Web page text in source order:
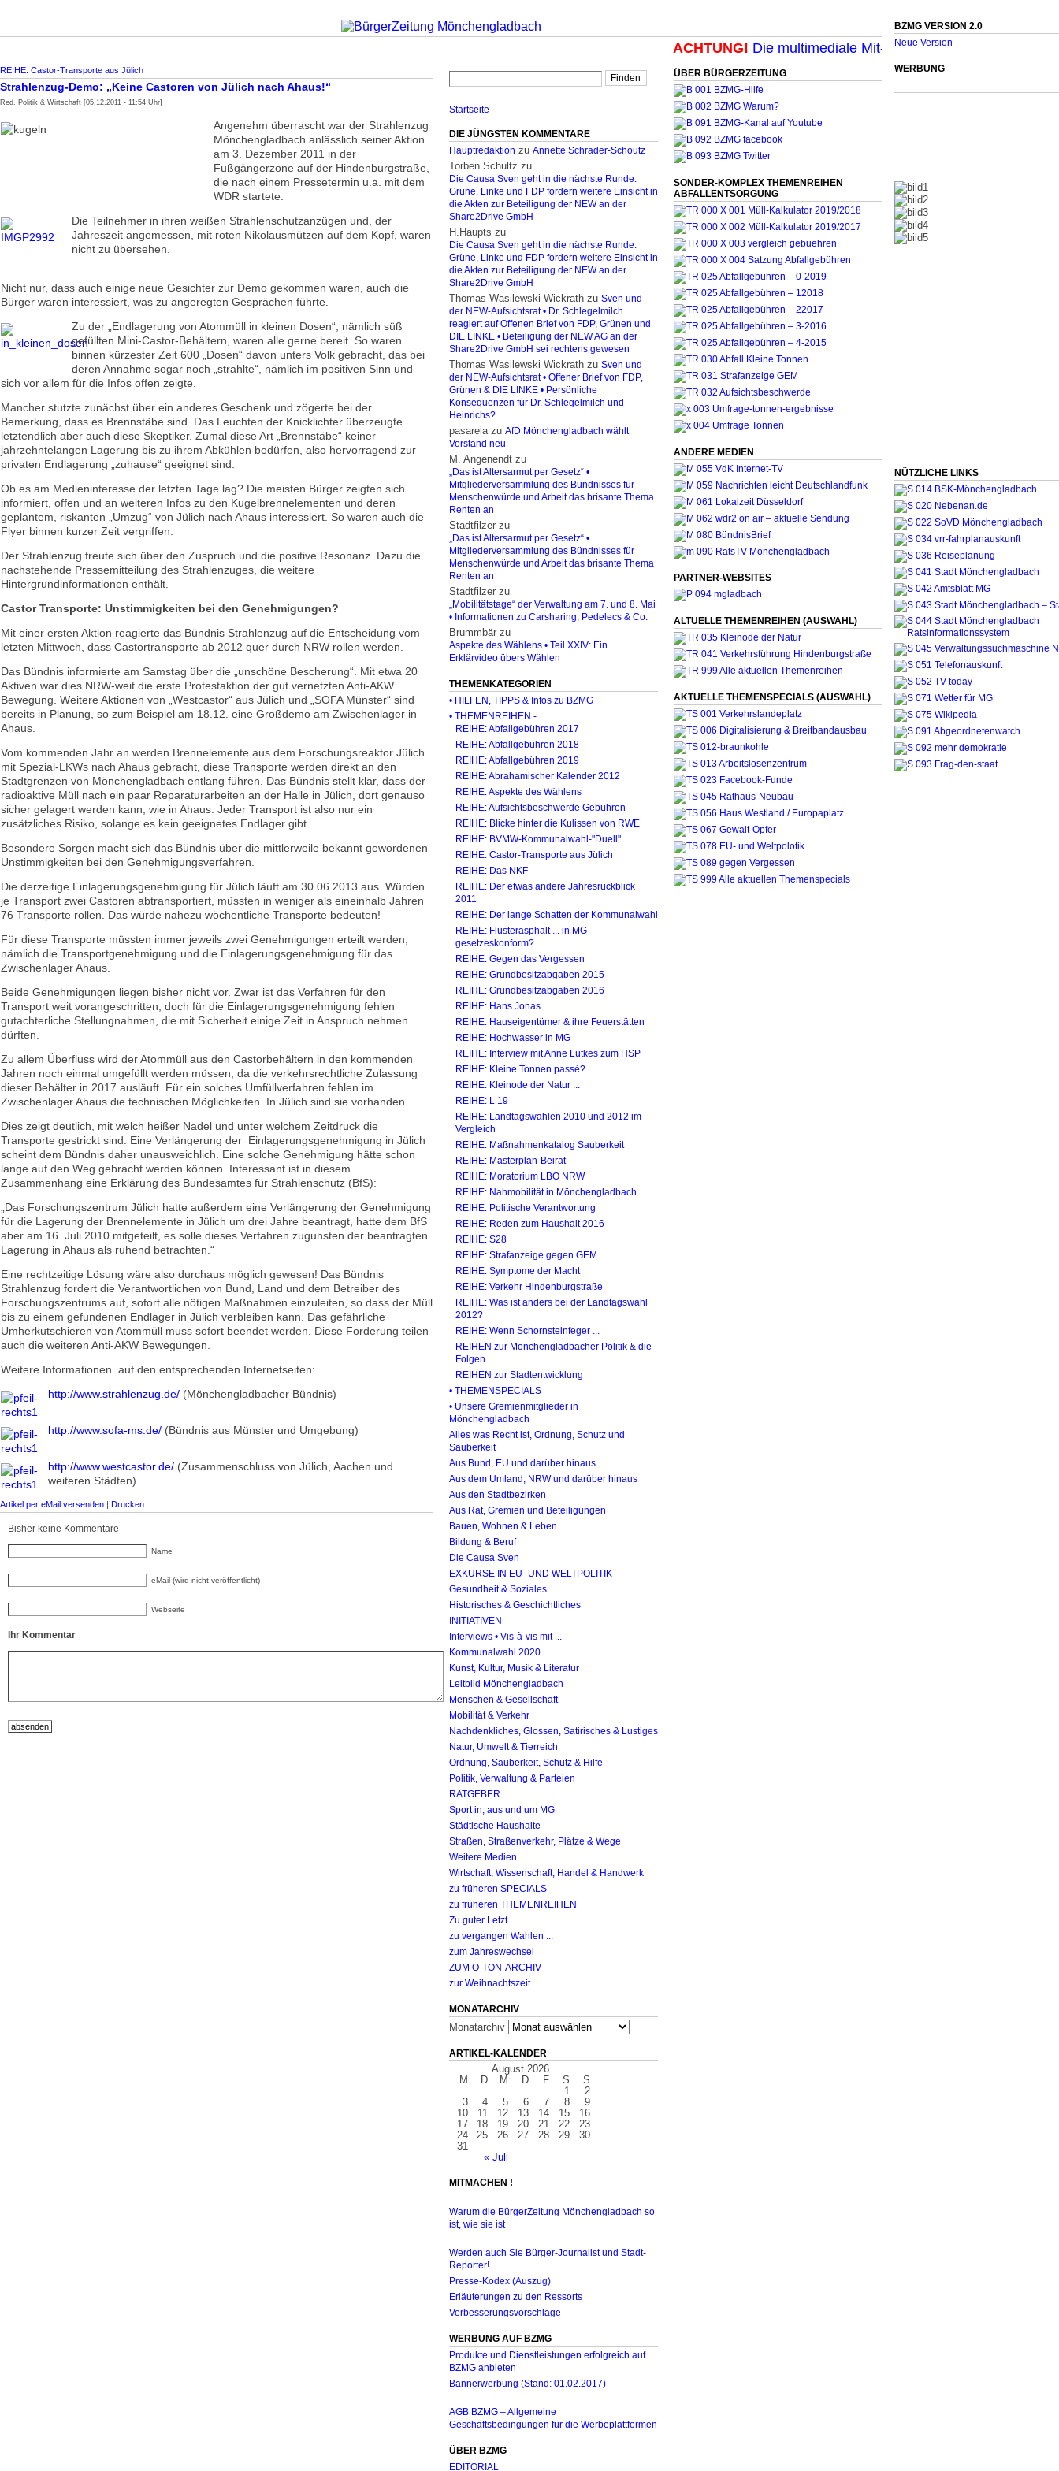
ACHTUNG!Die multimediale Mit-Mach-Zeitung für
REIHE: Castor-Transporte aus Jülich
Strahlenzug-Demo: „Keine Castoren von Jülich nach Ahaus!“
Red. Politik & Wirtschaft [05.12.2011 - 11:54 Uhr]
Angenehm überrascht war der Strahlenzug
Mönchengladbach anlässlich seiner Aktion
am 3. Dezember 2011 in der
Fußgängerzone auf der Hindenburgstraße,
die nach einem Pressetermin u.a. mit dem
WDR startete.
Die Teilnehmer in ihren weißen Strahlenschutzanzügen und, der
Jahreszeit angemessen, mit roten Nikolausmützen auf dem Kopf, waren
nicht zu übersehen.
Nicht nur, dass auch einige neue Gesichter zur Demo gekommen waren, auch die
Bürger waren interessiert, was zu angeregten Gesprächen führte.
Zu der „Endlagerung von Atommüll in kleinen Dosen“, nämlich süß
gefüllten Mini-Castor-Behältern, waren alle gerne bereit. So waren
binnen kürzester Zeit 600 „Dosen“ davon unters Volk gebracht, das bei
deren Annahme sogar noch „strahlte“, nämlich im positiven Sinn und
sich vor allem für die Infos offen zeigte.
Mancher stutzte zunächst über ein anderes Geschenk und zögerte bei der
Bemerkung, dass es Brennstäbe sind. Das Leuchten der Knicklichter überzeugte
letztendlich aber auch diese Skeptiker. Zumal diese Art „Brennstäbe“ keiner
jahrzehntelangen Lagerung bis zu ihrem Abkühlen bedürfen, also hervorragend zur
privaten Endlagerung „zuhause“ geeignet sind.
Ob es am Medieninteresse der letzten Tage lag? Die meisten Bürger zeigten sich
informiert, offen und an weiteren Infos zu den Kugelbrennelementen und deren
geplantem, riskanten „Umzug“ von Jülich nach Ahaus interessiert. So waren auch die
Flyer binnen kurzer Zeit vergriffen.
Der Strahlenzug freute sich über den Zuspruch und die positive Resonanz. Dazu die
nachstehende Pressemitteilung des Strahlenzuges, die weitere
Hintergrundinformationen enthält.
Castor Transporte: Unstimmigkeiten bei den Genehmigungen?
Mit einer ersten Aktion reagierte das Bündnis Strahlenzug auf die Entscheidung vom
letzten Mittwoch, dass Castortransporte ab 2012 quer durch NRW rollen werden.
Das Bündnis informierte am Samstag über die „unschöne Bescherung“. Mit etwa 20
Aktiven war dies NRW-weit die erste Protestaktion der gut vernetzten Anti-AKW
Bewegung. Weitere Aktionen von „Westcastor“ aus Jülich und „SOFA Münster“ sind
bereits in Planung, so zum Beispiel am 18.12. eine Großdemo am Zwischenlager in
Ahaus.
Vom kommenden Jahr an werden Brennelemente aus dem Forschungsreaktor Jülich
mit Spezial-LKWs nach Ahaus gebracht, diese Transporte werden direkt an den
Stadtgrenzen von Mönchengladbach entlang führen. Das Bündnis stellt klar, dass der
radioaktive Müll nach ein paar Reparaturarbeiten an der Halle in Jülich, dort genauso
sicher gelagert werden kann, wie in Ahaus. Jeder Transport ist also nur ein
zusätzliches Risiko, solange es kein geeignetes Endlager gibt.
Besondere Sorgen macht sich das Bündnis über die mittlerweile bekannt gewordenen
Unstimmigkeiten bei den Genehmigungsverfahren.
Die derzeitige Einlagerungsgenehmigung für Jülich läuft am 30.06.2013 aus. Würden
je Transport zwei Castoren abtransportiert, müssten in weniger als eineinhalb Jahren
76 Transporte rollen. Das würde nahezu wöchentliche Transporte bedeuten!
Für diese Transporte müssten immer jeweils zwei Genehmigungen erteilt werden,
nämlich die Transportgenehmigung und die Einlagerungsgenehmigung für das
Zwischenlager Ahaus.
Beide Genehmigungen liegen bisher nicht vor. Zwar ist das Verfahren für den
Transport weit vorangeschritten, doch für die Einlagerungsgenehmigung fehlen
gutachterliche Stellungnahmen, die mit Sicherheit einige Zeit in Anspruch nehmen
dürften.
Zu allem Überfluss wird der Atommüll aus den Castorbehältern in den kommenden
Jahren noch einmal umgefüllt werden müssen, da die verkehrsrechtliche Zulassung
dieser Behälter in 2017 ausläuft. Für ein solches Umfüllverfahren fehlen im
Zwischenlager Ahaus die technischen Möglichkeiten. In Jülich sind sie vorhanden.
Dies zeigt deutlich, mit welch heißer Nadel und unter welchem Zeitdruck die
Transporte gestrickt sind. Eine Verlängerung der Einlagerungsgenehmigung in Jülich
scheint dem Bündnis daher unausweichlich. Eine solche Genehmigung hätte schon
lange auf den Weg gebracht werden können. Interessant ist in diesem
Zusammenhang eine Erklärung des Bundesamtes für Strahlenschutz (BfS):
„Das Forschungszentrum Jülich hatte außerdem eine Verlängerung der Genehmigung
für die Lagerung der Brennelemente in Jülich um drei Jahre beantragt, hatte dem BfS
aber am 16. Juli 2010 mitgeteilt, es solle dieses Verfahren zugunsten der beantragten
Lagerung in Ahaus als ruhend betrachten.“
Eine rechtzeitige Lösung wäre also durchaus möglich gewesen! Das Bündnis
Strahlenzug fordert die Verantwortlichen von Bund, Land und dem Betreiber des
Forschungszentrums auf, sofort alle nötigen Maßnahmen einzuleiten, so dass der Müll
bis zu einem gefundenen Endlager in Jülich verbleiben kann. Das gefährliche
Umherkutschieren von Atommüll muss sofort beendet werden. Diese Forderung teilen
auch die weiteren Anti-AKW Bewegungen.
Weitere Informationen auf den entsprechenden Internetseiten:
http://www.strahlenzug.de/ (Mönchengladbacher Bündnis)
http://www.sofa-ms.de/ (Bündnis aus Münster und Umgebung)
http://www.westcastor.de/ (Zusammenschluss von Jülich, Aachen und
weiteren Städten)
Artikel per eMail versenden | Drucken
Bisher keine Kommentare
Name
eMail (wird nicht veröffentlicht)
Webseite
Ihr Kommentar
Startseite
DIE JÜNGSTEN KOMMENTARE
Hauptredaktion zu Annette Schrader-Schoutz
Torben Schultz zu
Die Causa Sven geht in die nächste Runde:
Grüne, Linke und FDP fordern weitere Einsicht in
die Akten zur Beteiligung der NEW an der
Share2Drive GmbH
H.Haupts zu
Die Causa Sven geht in die nächste Runde:
Grüne, Linke und FDP fordern weitere Einsicht in
die Akten zur Beteiligung der NEW an der
Share2Drive GmbH
Thomas Wasilewski Wickrath zu Sven und
der NEW-Aufsichtsrat • Dr. Schlegelmilch
reagiert auf Offenen Brief von FDP, Grünen und
DIE LINKE • Beteiligung der NEW AG an der
Share2Drive GmbH sei rechtens gewesen
Thomas Wasilewski Wickrath zu Sven und
der NEW-Aufsichtsrat • Offener Brief von FDP,
Grünen & DIE LINKE • Persönliche
Konsequenzen für Dr. Schlegelmilch und
Heinrichs?
pasarelazu AfD Mönchengladbach wählt
Vorstand neu
M. Angenendt zu
„Das ist Altersarmut per Gesetz“ •
Mitgliederversammlung des Bündnisses für
Menschenwürde und Arbeit das brisante Thema
Renten an
Stadtfilzer zu
„Das ist Altersarmut per Gesetz“ •
Mitgliederversammlung des Bündnisses für
Menschenwürde und Arbeit das brisante Thema
Renten an
Stadtfilzer zu
„Mobilitätstage“ der Verwaltung am 7. und 8. Mai
• Informationen zu Carsharing, Pedelecs & Co.
Brummbär zu
Aspekte des Wählens • Teil XXIV: Ein
Erklärvideo übers Wählen
THEMENKATEGORIEN
• HILFEN, TIPPS & Infos zu BZMG
• THEMENREIHEN -
REIHE: Abfallgebühren 2017
REIHE: Abfallgebühren 2018
REIHE: Abfallgebühren 2019
REIHE: Abrahamischer Kalender 2012
REIHE: Aspekte des Wählens
REIHE: Aufsichtsbeschwerde Gebühren
REIHE: Blicke hinter die Kulissen von RWE
REIHE: BVMW-Kommunal­wahl-"Duell"
REIHE: Castor-Transporte aus Jülich
REIHE: Das NKF
REIHE: Der etwas andere Jahresrückblick
2011
REIHE: Der lange Schatten der Kommunalwahl
REIHE: Flüsterasphalt ... in MG
gesetzeskonform?
REIHE: Gegen das Vergessen
REIHE: Grundbesitzabgaben 2015
REIHE: Grundbesitzabgaben 2016
REIHE: Hans Jonas
REIHE: Hauseigentümer & ihre Feuerstätten
REIHE: Hochwasser in MG
REIHE: Interview mit Anne Lütkes zum HSP
REIHE: Kleine Tonnen passé?
REIHE: Kleinode der Natur ...
REIHE: L 19
REIHE: Landtagswahlen 2010 und 2012 im
Vergleich
REIHE: Maßnahmenkatalog Sauberkeit
REIHE: Masterplan-Beirat
REIHE: Moratorium LBO NRW
REIHE: Nahmobilität in Mönchengladbach
REIHE: Politische Verantwortung
REIHE: Reden zum Haushalt 2016
REIHE: S28
REIHE: Strafanzeige gegen GEM
REIHE: Symptome der Macht
REIHE: Verkehr Hindenburgstraße
REIHE: Was ist anders bei der Landtagswahl
2012?
REIHE: Wenn Schornsteinfeger ...
REIHEN zur Mönchengladbacher Politik & die
Folgen
REIHEN zur Stadtentwicklung
• THEMENSPECIALS
• Unsere Gremienmitglieder in
Mönchengladbach
Alles was Recht ist, Ordnung, Schutz und
Sauberkeit
Aus Bund, EU und darüber hinaus
Aus dem Umland, NRW und darüber hinaus
Aus den Stadtbezirken
Aus Rat, Gremien und Beteiligungen
Bauen, Wohnen & Leben
Bildung & Beruf
Die Causa Sven
EXKURSE IN EU- UND WELTPOLITIK
Gesundheit & Soziales
Historisches & Geschichtliches
INITIATIVEN
Interviews • Vis-à-vis mit ...
Kommunalwahl 2020
Kunst, Kultur, Musik & Literatur
Leitbild Mönchengladbach
Menschen & Gesellschaft
Mobilität & Verkehr
Nachdenkliches, Glossen, Satirisches & Lustiges
Natur, Umwelt & Tierreich
Ordnung, Sauberkeit, Schutz & Hilfe
Politik, Verwaltung & Parteien
RATGEBER
Sport in, aus und um MG
Städtische Haushalte
Straßen, Straßenverkehr, Plätze & Wege
Weitere Medien
Wirtschaft, Wissenschaft, Handel & Handwerk
zu früheren SPECIALS
zu früheren THEMENREIHEN
Zu guter Letzt ...
zu vergangen Wahlen ...
zum Jahreswechsel
ZUM O-TON-ARCHIV
zur Weihnachtszeit
MONATARCHIV
Monatarchiv
ARTIKEL-KALENDER
August 2026
M
D M D F S S
« Juli
1
2
3
4 5 6 7 8
9
10
11 12 13 14 15
16
17
18 19 20 21 22
23
24
25 26 27 28 29
30
31
MITMACHEN !
Warum die BürgerZeitung Mönchengladbach so
ist, wie sie ist
Werden auch Sie Bürger-Journalist und Stadt-
Reporter!
Presse-Kodex (Auszug)
Erläuterungen zu den Ressorts
Verbesserungsvorschläge
WERBUNG AUF BZMG
Produkte und Dienstleistungen erfolgreich auf
BZMG anbieten
Bannerwerbung (Stand: 01.02.2017)
AGB BZMG – Allgemeine
Geschäftsbedingungen für die Werbeplattformen
ÜBER BZMG
EDITORIAL
ÜBER BÜRGERZEITUNG
SONDER-KOMPLEX THEMENREIHEN
ABFALLENTSORGUNG
ANDERE MEDIEN
PARTNER-WEBSITES
ALTUELLE THEMENREIHEN (AUSWAHL)
AKTUELLE THEMENSPECIALS (AUSWAHL)
BZMG VERSION 2.0
Neue Version
WERBUNG
NÜTZLICHE LINKS